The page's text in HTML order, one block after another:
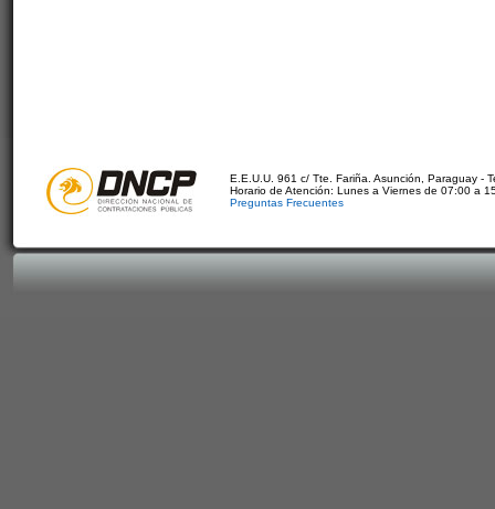
E.E.U.U. 961 c/ Tte. Fariña. Asunción, Paraguay -
Horario de Atención: Lunes a Viernes de 07:00 a
Preguntas Frecuentes